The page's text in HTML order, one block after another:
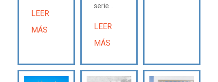
LEER
MÁS
serie...
LEER
MÁS